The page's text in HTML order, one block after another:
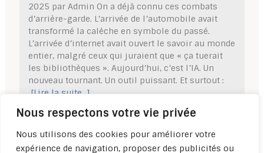
Nous respectons votre vie privée
Nous utilisons des cookies pour améliorer votre
expérience de navigation, proposer des publicités ou
2025 par Admin On a déjà connu ces combats
d’arrière-garde. L’arrivée de l’automobile avait
transformé la calèche en symbole du passé.
L’arrivée d’internet avait ouvert le savoir au monde
entier, malgré ceux qui juraient que « ça tuerait
les bibliothèques ». Aujourd’hui, c’est l’IA. Un
nouveau tournant. Un outil puissant. Et surtout :
[Lire la suite...]